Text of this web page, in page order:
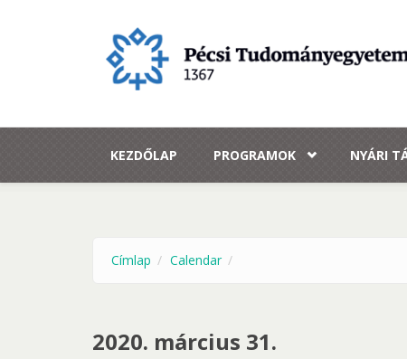
KEZDŐLAP PROGRAMOK NYÁRI
Címlap Calendar
2020. március 31.